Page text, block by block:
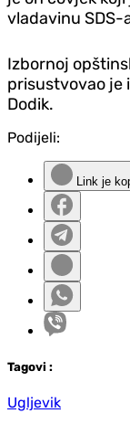
vladavinu SDS-
Izbornoj
prisustvovao je
Dodik.
Podijeli:
Link je
Tagovi :
Ugljevik